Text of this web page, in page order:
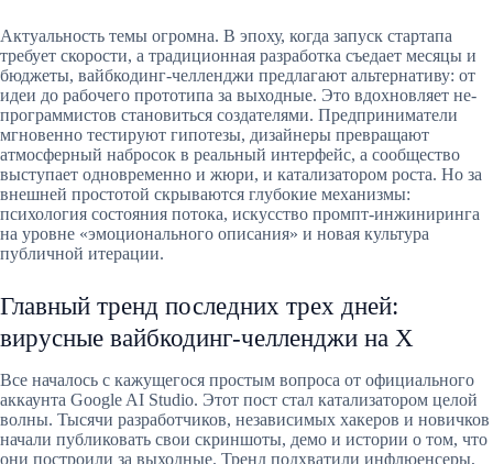
Актуальность темы огромна. В эпоху, когда запуск стартапа
требует скорости, а традиционная разработка съедает месяцы и
бюджеты, вайбкодинг-челленджи предлагают альтернативу: от
идеи до рабочего прототипа за выходные. Это вдохновляет не-
программистов становиться создателями. Предприниматели
мгновенно тестируют гипотезы, дизайнеры превращают
атмосферный набросок в реальный интерфейс, а сообщество
выступает одновременно и жюри, и катализатором роста. Но за
внешней простотой скрываются глубокие механизмы:
психология состояния потока, искусство промпт-инжиниринга
на уровне «эмоционального описания» и новая культура
публичной итерации.
Главный тренд последних трех дней:
вирусные вайбкодинг-челленджи на X
Все началось с кажущегося простым вопроса от официального
аккаунта Google AI Studio. Этот пост стал катализатором целой
волны. Тысячи разработчиков, независимых хакеров и новичков
начали публиковать свои скриншоты, демо и истории о том, что
они построили за выходные. Тренд подхватили инфлюенсеры,